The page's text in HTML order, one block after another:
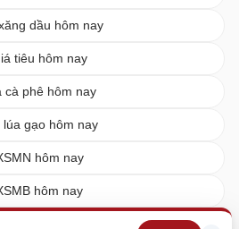
dầu hôm nay
tiêu hôm nay
cà phê hôm nay
lúa gạo hôm nay
hôm nay
hôm nay